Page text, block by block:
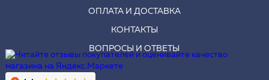
ОПЛАТА И ДОСТАВКА
КОНТАКТЫ
ВОПРОСЫ И ОТВЕТЫ